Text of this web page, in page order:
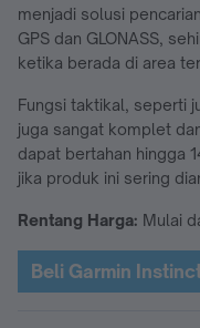
menjadi solusi
GPS dan GLONASS,
ketika berada di area
Fungsi taktikal, seperti
juga sangat komplet
dapat bertahan hingga
jika produk ini sering
Rentang Harga: Mulai
Beli Garmin